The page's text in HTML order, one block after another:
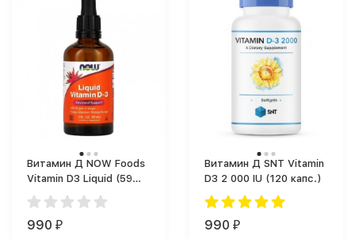
Витамин Д NOW Foods
Vitamin D3 Liquid (59
мл)
990 ₽
Витамин Д SNT Vitamin
D3 2 000 IU (120 капс.)
990 ₽